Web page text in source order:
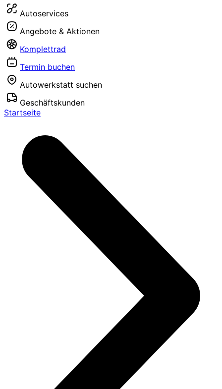
Autoservices
Angebote & Aktionen
Komplettrad
Termin buchen
Autowerkstatt suchen
Geschäftskunden
Startseite